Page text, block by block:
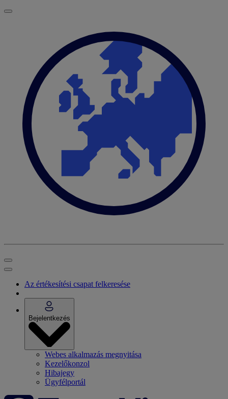
Az értékesítési csapat felkeresése
Bejelentkezés
Webes alkalmazás megnyitása
Kezelőkonzol
Hibajegy
Ügyfélportál